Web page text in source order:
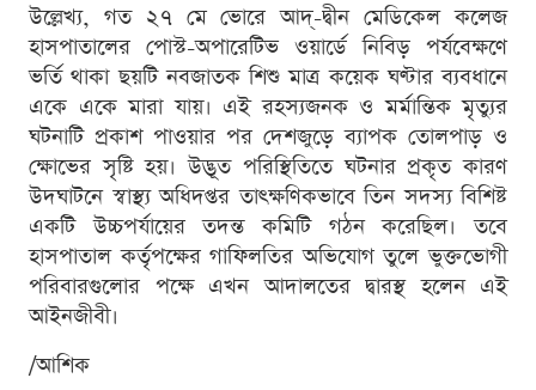
উল্লেখ্য, গত ২৭ মে ভোরে আদ্-দ্বীন মেডিকেল কলেজ
হাসপাতালের পোস্ট-অপারেটিভ ওয়ার্ডে নিবিড় পর্যবেক্ষণে
ভর্তি থাকা ছয়টি নবজাতক শিশু মাত্র কয়েক ঘণ্টার ব্যবধানে
একে একে মারা যায়। এই রহস্যজনক ও মর্মান্তিক মৃত্যুর
ঘটনাটি প্রকাশ পাওয়ার পর দেশজুড়ে ব্যাপক তোলপাড় ও
ক্ষোভের সৃষ্টি হয়। উদ্ভূত পরিস্থিতিতে ঘটনার প্রকৃত কারণ
উদঘাটনে স্বাস্থ্য অধিদপ্তর তাৎক্ষণিকভাবে তিন সদস্য বিশিষ্ট
একটি উচ্চপর্যায়ের তদন্ত কমিটি গঠন করেছিল। তবে
হাসপাতাল কর্তৃপক্ষের গাফিলতির অভিযোগ তুলে ভুক্তভোগী
পরিবারগুলোর পক্ষে এখন আদালতের দ্বারস্থ হলেন এই
আইনজীবী।
/আশিক